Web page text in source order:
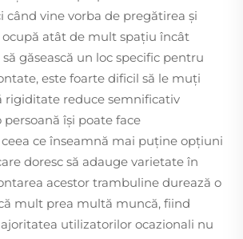
când vine vorba de pregătirea și
ocupă atât de mult spațiu încât
găsească un loc specific pentru
este foarte dificil să le muți
rigiditate reduce semnificativ
persoană își poate face
ce înseamnă mai puține opțiuni
doresc să adauge varietate în
acestor trambuline durează o
mult prea multă muncă, fiind
utilizatorilor ocazionali nu